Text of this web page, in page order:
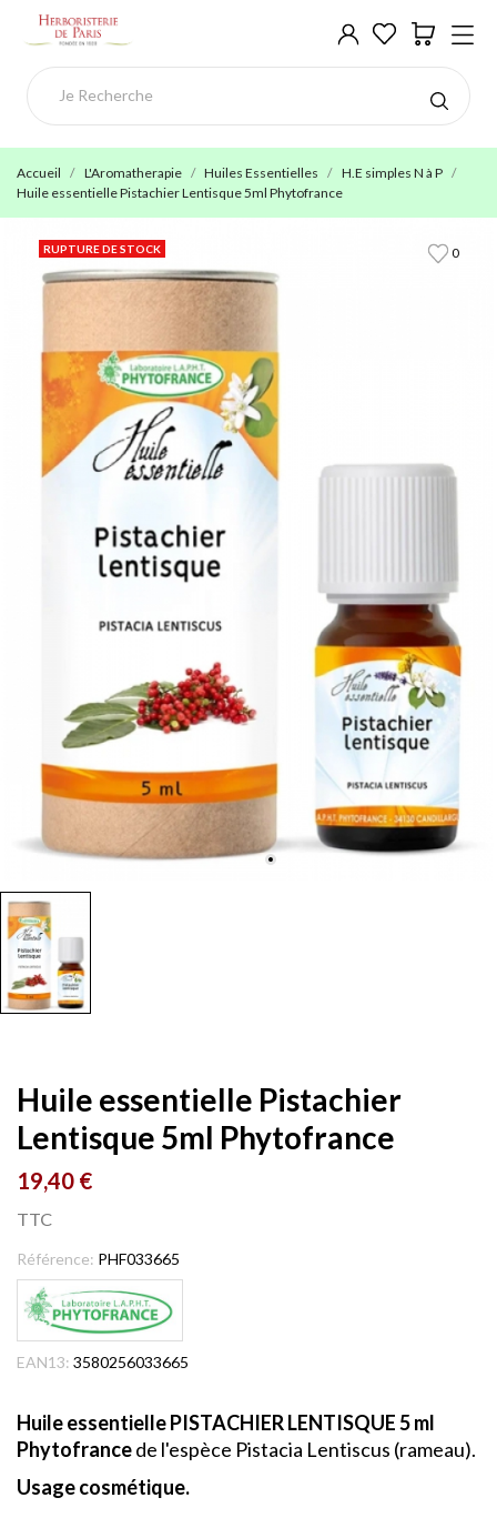
Accueil L'Aromatherapie Huiles Essentielles
H.E simples N à P
Huile essentielle Pistachier Lentisque 5ml Phytofrance
0
RUPTURE DE STOCK
Huile essentielle Pistachier
Lentisque 5ml Phytofrance
19,40 €
TTC
Référence: PHF033665
EAN13: 3580256033665
Huile essentielle PISTACHIER LENTISQUE 5 ml
Phytofrancede l'espèce Pistacia Lentiscus (rameau).
Usage cosmétique.